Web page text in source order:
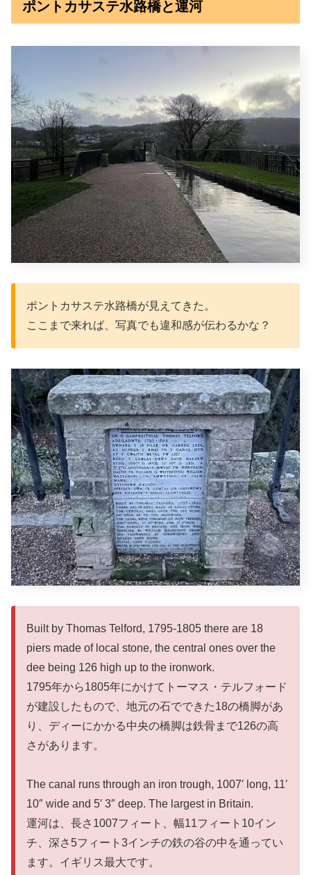
ポントカサステ水路橋と運河
ポントカサステ水路橋が見えてきた。
ここまで来れば、写真でも違和感が伝わるかな？
Built by Thomas Telford, 1795-1805 there are 18
piers made of local stone, the central ones over the
dee being 126 high up to the ironwork.
1795年から1805年にかけてトーマス・テルフォード
が建設したもので、地元の石でできた18の橋脚があ
り、ディーにかかる中央の橋脚は鉄骨まで126の高
さがあります。
The canal runs through an iron trough, 1007′ long, 11′
10″ wide and 5′ 3″ deep. The largest in Britain.
運河は、長さ1007フィート、幅11フィート10イン
チ、深さ5フィート3インチの鉄の谷の中を通ってい
ます。イギリス最大です。